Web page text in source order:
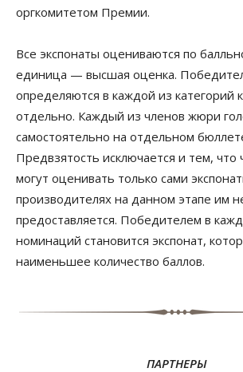
оргкомитетом Премии.
Все экспонаты оцениваются по
единица — высшая оценка.
определяются в каждой из категорий
отдельно. Каждый из членов жюри
самостоятельно на отдельном
Предвзятость исключается и тем,
могут оценивать только сами
производителях на данном этапе им
предоставляется. Победителем в
номинаций становится экспонат,
наименьшее количество баллов.
ПАРТНЕРЫ